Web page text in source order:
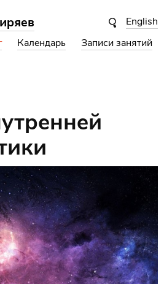
English
Календарь Записи занятий